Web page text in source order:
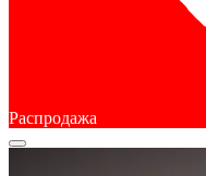
Распродажа